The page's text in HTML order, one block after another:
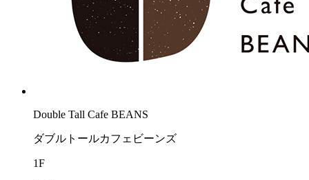
Double Tall Cafe BEANS
ダブルトールカフェビーンズ
1F